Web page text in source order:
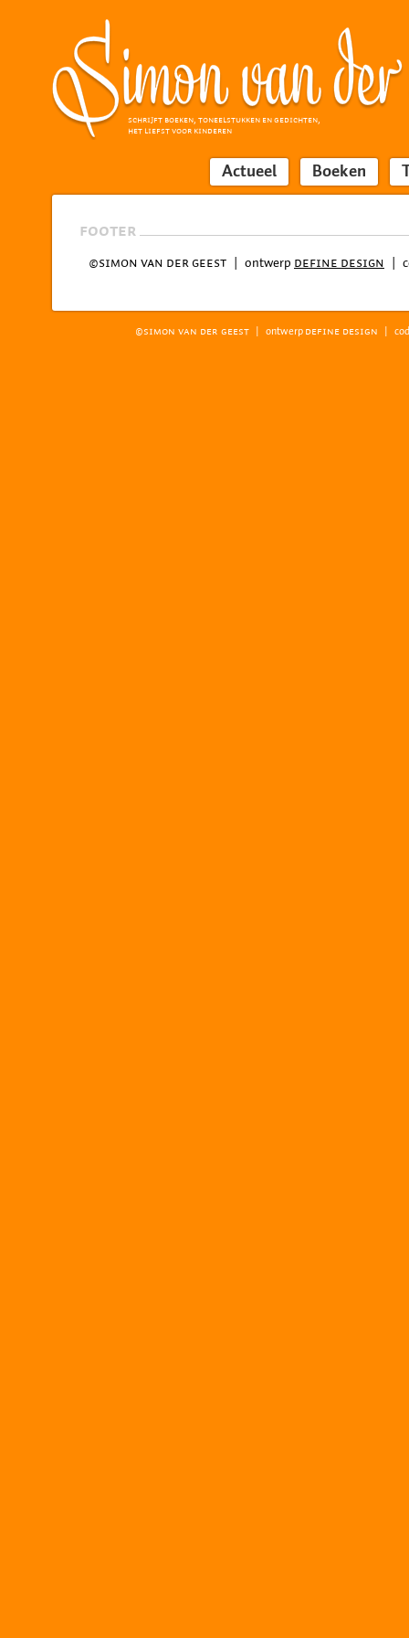
SCHRIJFT BOEKEN, TONEELSTUKKEN EN GEDICHTEN,
HET LIEFST VOOR KINDEREN
Actueel Boeken
FOOTER
©SIMON VAN DER GEEST | ontwerp DEFINE DESIGN |
©SIMON VAN DER GEEST | ontwerp DEFINE DESIGN |